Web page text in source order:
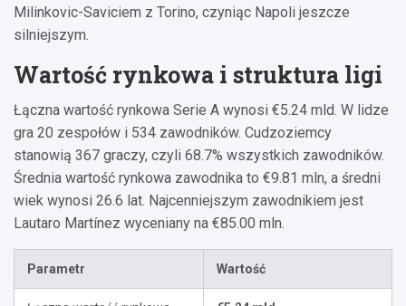
Milinkovic-Saviciem z Torino, czyniąc Napoli jeszcze
silniejszym.
Wartość rynkowa i struktura ligi
Łączna wartość rynkowa Serie A wynosi €5.24 mld. W lidze
gra 20 zespołów i 534 zawodników. Cudzoziemcy
stanowią 367 graczy, czyli 68.7% wszystkich zawodników.
Średnia wartość rynkowa zawodnika to €9.81 mln, a średni
wiek wynosi 26.6 lat. Najcenniejszym zawodnikiem jest
Lautaro Martínez wyceniany na €85.00 mln.
Parametr Wartość